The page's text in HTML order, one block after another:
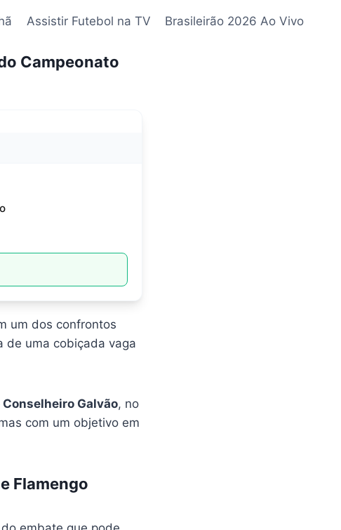
Assistir Futebol na TV Brasileirão 2026 Ao Vivo
Campeonato
um dos confrontos
de uma cobiçada vaga
Conselheiro Galvão, no
com um objetivo em
Flamengo